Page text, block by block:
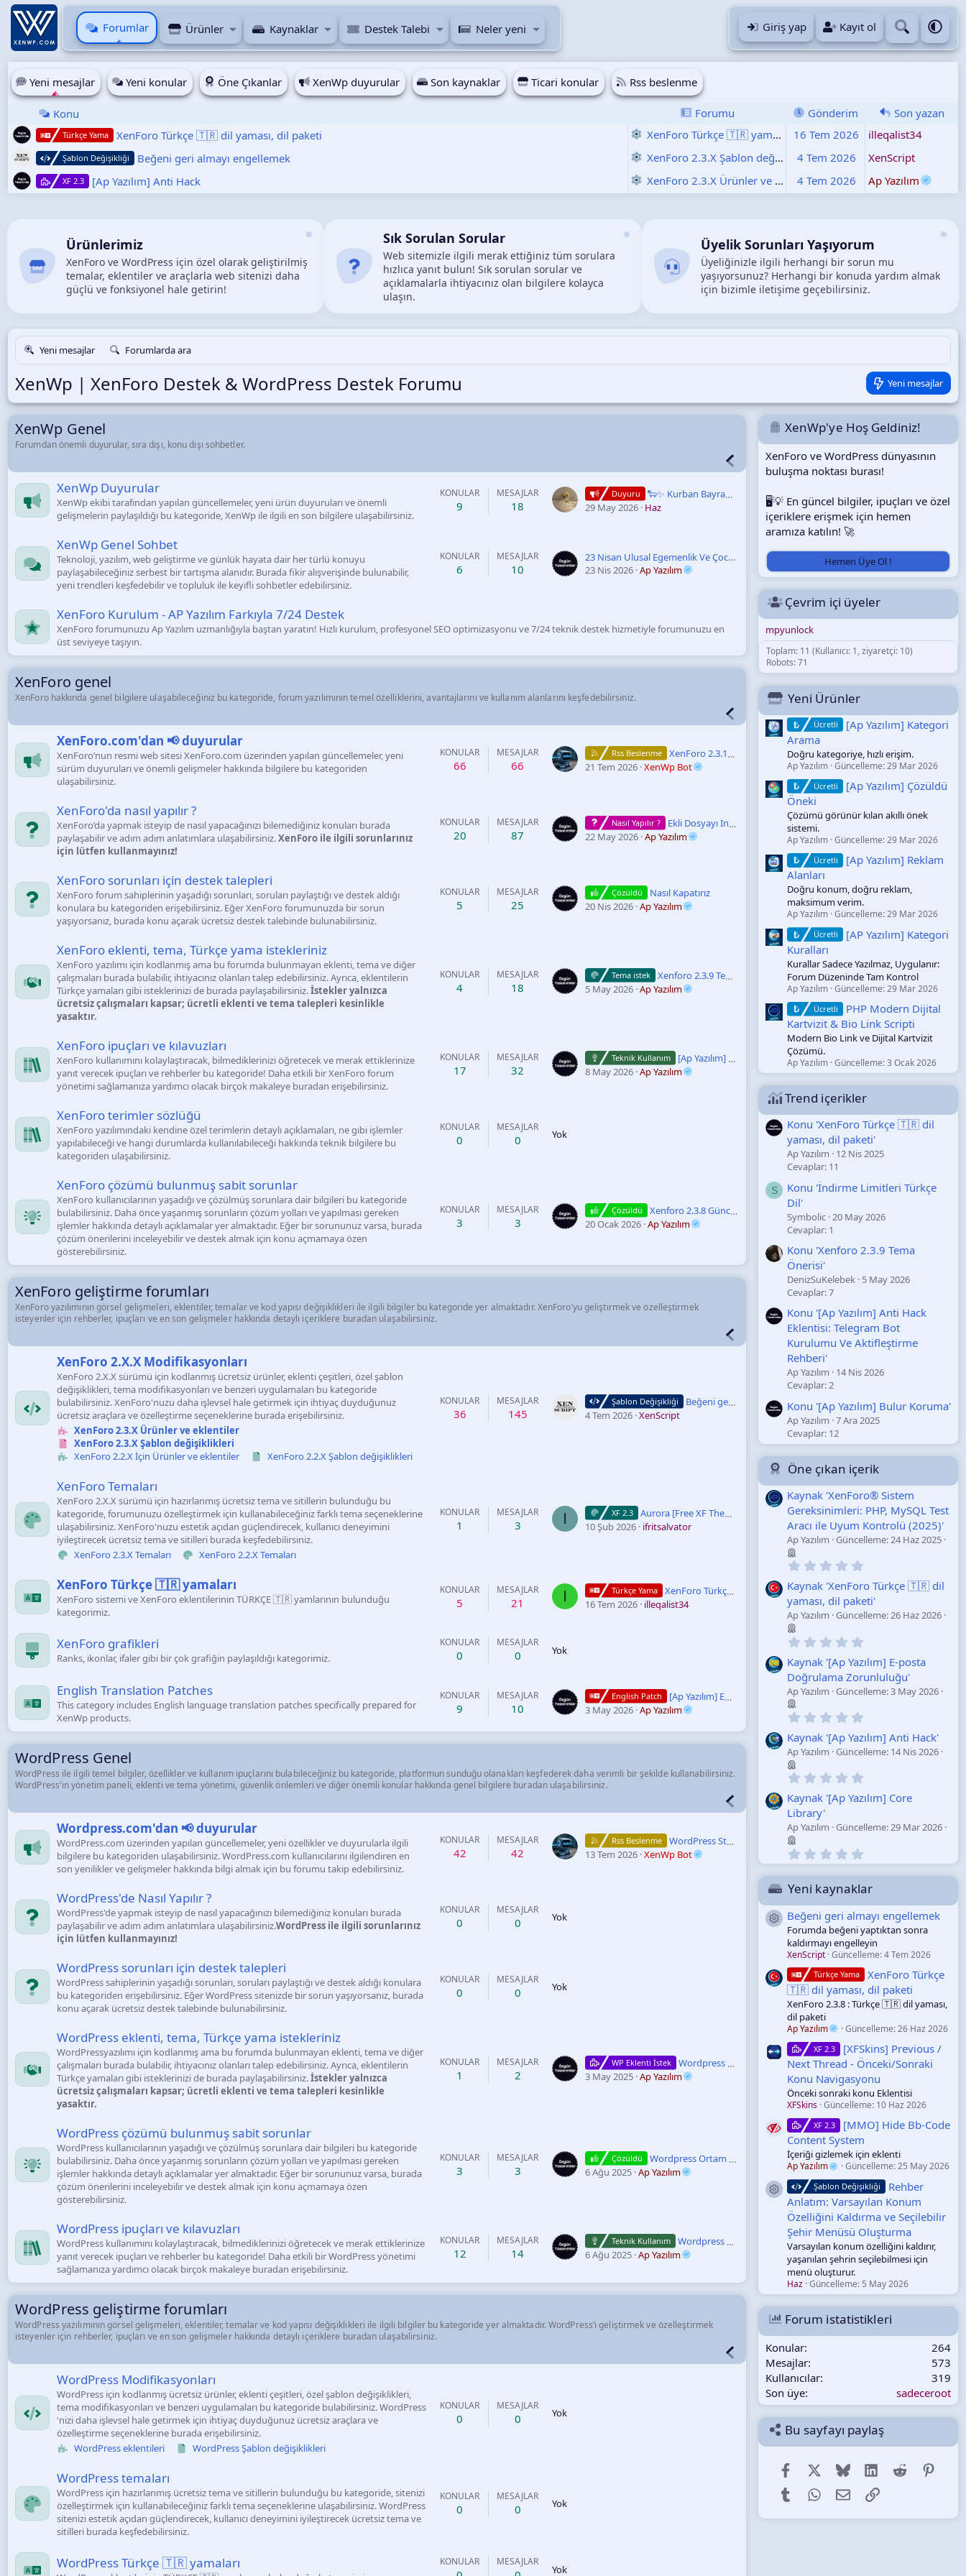
Forumlar Ürünler Kaynaklar Destek Talebi Neler yeni Giriş yap Kayıt ol
Yeni mesajlar Yeni konular Öne Çıkanlar XenWp duyurular Son kaynaklar Ticari konular Rss beslenme
Konu Forumu Gönderim Son yazan
Türkçe Yama XenForo Türkçe 🇹🇷 dil yaması, dil paketi Kaynak
XenForo Türkçe 🇹🇷 yamaları 16 Tem 2026 illeqalist34
Şablon Değişikliği Beğeni geri almayı engellemek Kaynak
XenForo 2.3.X Şablon değişiklikleri 4 Tem 2026 XenScript
XF 2.3 [Ap Yazılım] Anti Hack Kaynak
XenForo 2.3.X Ürünler ve eklentiler 4 Tem 2026 Ap Yazılım
Ürünlerimiz
XenForo ve WordPress için özel olarak geliştirilmiş
temalar, eklentiler ve araçlarla web sitenizi daha
güçlü ve fonksiyonel hale getirin!
Sık Sorulan Sorular
Web sitemizle ilgili merak ettiğiniz tüm sorulara
hızlıca yanıt bulun! Sık sorulan sorular ve
açıklamalarla ihtiyacınız olan bilgilere kolayca
ulaşın.
Üyelik Sorunları Yaşıyorum
Üyeliğinizle ilgili herhangi bir sorun mu
yaşıyorsunuz? Herhangi bir konuda yardım almak
için bizimle iletişime geçebilirsiniz.
Yeni mesajlar Forumlarda ara
XenWp | XenForo Destek & WordPress Destek Forumu Yeni mesajlar
XenWp Genel
Forumdan önemli duyurular, sıra dışı, konu dışı sohbetler.
XenWp Duyurular
XenWp ekibi tarafından yapılan güncellemeler, yeni ürün duyuruları ve önemli
gelişmelerin paylaşıldığı bu kategoride, XenWp ile ilgili en son bilgilere ulaşabilirsiniz.
KONULAR
9
MESAJLAR
18
Duyuru
🐑✨ Kurban Bayramınız Mübarek Olsun! ✨🐑
29 May 2026 Haz
XenWp Genel Sohbet
Teknoloji, yazılım, web geliştirme ve günlük hayata dair her türlü konuyu
paylaşabileceğiniz serbest bir tartışma alanıdır. Burada fikir alışverişinde bulunabilir,
yeni trendleri keşfedebilir ve topluluk ile keyifli sohbetler edebilirsiniz.
KONULAR
6
MESAJLAR
10
23 Nisan Ulusal Egemenlik Ve Çocuk Bayramı Kutlu Olsun
23 Nis 2026 Ap Yazılım
XenForo Kurulum - AP Yazılım Farkıyla 7/24 Destek
XenForo forumunuzu Ap Yazılım uzmanlığıyla baştan yaratın! Hızlı kurulum, profesyonel SEO optimizasyonu ve 7/24 teknik destek hizmetiyle forumunuzu en
üst seviyeye taşıyın.
XenForo genel
XenForo hakkında genel bilgilere ulaşabileceğiniz bu kategoride, forum yazılımının temel özelliklerini, avantajlarını ve kullanım alanlarını keşfedebilirsiniz.
XenForo.com'dan 📢 duyurular
XenForo’nun resmi web sitesi XenForo.com üzerinden yapılan güncellemeler, yeni
sürüm duyuruları ve önemli gelişmeler hakkında bilgilere bu kategoriden
ulaşabilirsiniz.
KONULAR
66
MESAJLAR
66
Rss Beslenme
XenForo 2.3.12 Released
21 Tem 2026 XenWp Bot
XenForo'da nasıl yapılır ?
XenForo’da yapmak isteyip de nasıl yapacağınızı bilemediğiniz konuları burada
paylaşabilir ve adım adım anlatımlara ulaşabilirsiniz.XenForo ile ilgili sorunlarınız
için lütfen kullanmayınız!
KONULAR
20
MESAJLAR
87
Nasıl Yapılır ?
Ekli Dosyayı Indirmek Için Vip Üyelik Zorunluluğu
22 May 2026 Ap Yazılım
XenForo sorunları için destek talepleri
XenForo forum sahiplerinin yaşadığı sorunları, soruları paylaştığı ve destek aldığı
konulara bu kategoriden erişebilirsiniz. Eğer XenForo forumunuzda bir sorun
yaşıyorsanız, burada konu açarak ücretsiz destek talebinde bulunabilirsiniz.
KONULAR
5
MESAJLAR
25
Çözüldü
Nasıl Kapatırız
20 Nis 2026 Ap Yazılım
XenForo eklenti, tema, Türkçe yama istekleriniz
XenForo yazılımı için kodlanmış ama bu forumda bulunmayan eklenti, tema ve diğer
çalışmaları burada bulabilir, ihtiyacınız olanları talep edebilirsiniz. Ayrıca, eklentilerin
Türkçe yamaları gibi isteklerinizi de burada paylaşabilirsiniz.İstekler yalnızca
ücretsiz çalışmaları kapsar; ücretli eklenti ve tema talepleri kesinlikle
yasaktır.
KONULAR
4
MESAJLAR
18
Tema istek
Xenforo 2.3.9 Tema Önerisi
5 May 2026 Ap Yazılım
XenForo ipuçları ve kılavuzları
XenForo kullanımını kolaylaştıracak, bilmediklerinizi öğretecek ve merak ettiklerinize
yanıt verecek ipuçları ve rehberler bu kategoride! Daha etkili bir XenForo forum
yönetimi sağlamanıza yardımcı olacak birçok makaleye buradan erişebilirsiniz.
KONULAR
17
MESAJLAR
32
Teknik Kullanım
[Ap Yazılım] Anti Hack Eklentisi: Telegram Bot Kurulumu Ve Aktifleştirme Rehberi
8 May 2026 Ap Yazılım
XenForo terimler sözlüğü
XenForo yazılımındaki kendine özel terimlerin detaylı açıklamaları, ne gibi işlemler
yapılabileceği ve hangi durumlarda kullanılabileceği hakkında teknik bilgilere bu
kategoriden ulaşabilirsiniz.
KONULAR
0
MESAJLAR
0 Yok
XenForo çözümü bulunmuş sabit sorunlar
XenForo kullanıcılarının yaşadığı ve çözülmüş sorunlara dair bilgileri bu kategoride
bulabilirsiniz. Daha önce yaşanmış sorunların çözüm yolları ve yapılması gereken
işlemler hakkında detaylı açıklamalar yer almaktadır. Eğer bir sorununuz varsa, burada
çözüm önerilerini inceleyebilir ve destek almak için konu açmamaya özen
gösterebilirsiniz.
KONULAR
3
MESAJLAR
3
Çözüldü
Xenforo 2.3.8 Güncelleme Hatası – The Following Sub-Option(S) Are Unknown: Selector.
20 Ocak 2026 Ap Yazılım
XenForo geliştirme forumları
XenForo yazılımının görsel gelişmeleri, eklentiler, temalar ve kod yapısı değişiklikleri ile ilgili bilgiler bu kategoride yer almaktadır. XenForo’yu geliştirmek ve özelleştirmek
isteyenler için rehberler, ipuçları ve en son gelişmeler hakkında detaylı içeriklere buradan ulaşabilirsiniz.
XenForo 2.X.X Modifikasyonları
XenForo 2.X.X sürümü için kodlanmış ücretsiz ürünler, eklenti çeşitleri, özel şablon
değişiklikleri, tema modifikasyonları ve benzeri uygulamaları bu kategoride
bulabilirsiniz. XenForo'nuzu daha işlevsel hale getirmek için ihtiyaç duyduğunuz
ücretsiz araçlara ve özelleştirme seçeneklerine burada erişebilirsiniz.
XenForo 2.3.X Ürünler ve eklentiler
XenForo 2.3.X Şablon değişiklikleri
XenForo 2.2.X İçin Ürünler ve eklentiler
XenForo 2.2.X Şablon değişiklikleri
KONULAR
36
MESAJLAR
145
Şablon Değişikliği
Beğeni geri almayı engellemek
4 Tem 2026 XenScript
XenForo Temaları
XenForo 2.X.X sürümü için hazırlanmış ücretsiz tema ve sitillerin bulunduğu bu
kategoride, forumunuzu özelleştirmek için kullanabileceğiniz farklı tema seçeneklerine
ulaşabilirsiniz. XenForo'nuzu estetik açıdan güçlendirecek, kullanıcı deneyimini
iyileştirecek ücretsiz tema ve sitilleri burada keşfedebilirsiniz.
XenForo 2.3.X Temaları
XenForo 2.2.X Temaları
KONULAR
1
MESAJLAR
3 I XF 2.3
Aurora [Free XF Theme]
10 Şub 2026 ifritsalvator
XenForo Türkçe 🇹🇷 yamaları
XenForo sistemi ve XenForo eklentilerinin TÜRKÇE 🇹🇷 yamlarının bulunduğu
kategorimiz.
KONULAR
5
MESAJLAR
21 I Türkçe Yama
XenForo Türkçe 🇹🇷 dil yaması, dil paketi
16 Tem 2026 illeqalist34
XenForo grafikleri
Ranks, ikonlar, ifaler gibi bir çok grafiğin paylaşıldığı kategorimiz.
KONULAR
0
MESAJLAR
0 Yok
English Translation Patches
This category includes English language translation patches specifically prepared for
XenWp products.
KONULAR
9
MESAJLAR
10
English Patch
[Ap Yazılım] Email Verification Requirement - English Patch
3 May 2026 Ap Yazılım
WordPress Genel
WordPress ile ilgili temel bilgiler, özellikler ve kullanım ipuçlarını bulabileceğiniz bu kategoride, platformun sunduğu olanakları keşfederek daha verimli bir şekilde kullanabilirsiniz.
WordPress'in yönetim paneli, eklenti ve tema yönetimi, güvenlik önlemleri ve diğer önemli konular hakkında genel bilgilere buradan ulaşabilirsiniz.
Wordpress.com'dan 📢 duyurular
WordPress.com üzerinden yapılan güncellemeler, yeni özellikler ve duyurularla ilgili
bilgilere bu kategoriden ulaşabilirsiniz. WordPress.com kullanıcılarını ilgilendiren en
son yenilikler ve gelişmeler hakkında bilgi almak için bu forumu takip edebilirsiniz.
KONULAR
42
MESAJLAR
42
Rss Beslenme
WordPress Studio Just Got Faster, the CLI is Now Dependency-Free, and Sonnet 5 is Supported
13 Tem 2026 XenWp Bot
WordPress'de Nasıl Yapılır ?
WordPress'de yapmak isteyip de nasıl yapacağınızı bilemediğiniz konuları burada
paylaşabilir ve adım adım anlatımlara ulaşabilirsiniz.WordPress ile ilgili sorunlarınız
için lütfen kullanmayınız!
KONULAR
0
MESAJLAR
0 Yok
WordPress sorunları için destek talepleri
WordPress sahiplerinin yaşadığı sorunları, soruları paylaştığı ve destek aldığı konulara
bu kategoriden erişebilirsiniz. Eğer WordPress sitenizde bir sorun yaşıyorsanız, burada
konu açarak ücretsiz destek talebinde bulunabilirsiniz.
KONULAR
0
MESAJLAR
0 Yok
WordPress eklenti, tema, Türkçe yama istekleriniz
WordPressyazılımı için kodlanmış ama bu forumda bulunmayan eklenti, tema ve diğer
çalışmaları burada bulabilir, ihtiyacınız olanları talep edebilirsiniz. Ayrıca, eklentilerin
Türkçe yamaları gibi isteklerinizi de burada paylaşabilirsiniz.İstekler yalnızca
ücretsiz çalışmaları kapsar; ücretli eklenti ve tema talepleri kesinlikle
yasaktır.
KONULAR
1
MESAJLAR
2
WP Eklenti İstek
Wordpress Eklenti İsteği
3 May 2025 Ap Yazılım
WordPress çözümü bulunmuş sabit sorunlar
WordPress kullanıcılarının yaşadığı ve çözülmüş sorunlara dair bilgileri bu kategoride
bulabilirsiniz. Daha önce yaşanmış sorunların çözüm yolları ve yapılması gereken
işlemler hakkında detaylı açıklamalar yer almaktadır. Eğer bir sorununuz varsa, burada
çözüm önerilerini inceleyebilir ve destek almak için konu açmamaya özen
gösterebilirsiniz.
KONULAR
3
MESAJLAR
3
Çözüldü
Wordpress Ortam Dosyaları Yüklenmiyor Hatası (Max File Size Problemi)
6 Ağu 2025 Ap Yazılım
WordPress ipuçları ve kılavuzları
WordPress kullanımını kolaylaştıracak, bilmediklerinizi öğretecek ve merak ettiklerinize
yanıt verecek ipuçları ve rehberler bu kategoride! Daha etkili bir WordPress yönetimi
sağlamanıza yardımcı olacak birçok makaleye buradan erişebilirsiniz.
KONULAR
12
MESAJLAR
14
Teknik Kullanım
Wordpress Şifre Sıfırlama Maili Ulaşmıyor – Smtp Ve Ayar Kontrol Rehberi
6 Ağu 2025 Ap Yazılım
WordPress geliştirme forumları
WordPress yazılımının görsel gelişmeleri, eklentiler, temalar ve kod yapısı değişiklikleri ile ilgili bilgiler bu kategoride yer almaktadır. WordPress’i geliştirmek ve özelleştirmek
isteyenler için rehberler, ipuçları ve en son gelişmeler hakkında detaylı içeriklere buradan ulaşabilirsiniz.
WordPress Modifikasyonları
WordPress için kodlanmış ücretsiz ürünler, eklenti çeşitleri, özel şablon değişiklikleri,
tema modifikasyonları ve benzeri uygulamaları bu kategoride bulabilirsiniz. WordPress
'nizi daha işlevsel hale getirmek için ihtiyaç duyduğunuz ücretsiz araçlara ve
özelleştirme seçeneklerine burada erişebilirsiniz.
WordPress eklentileri
WordPress Şablon değişiklikleri
KONULAR
0
MESAJLAR
0 Yok
WordPress temaları
WordPress için hazırlanmış ücretsiz tema ve sitillerin bulunduğu bu kategoride, sitenizi
özelleştirmek için kullanabileceğiniz farklı tema seçeneklerine ulaşabilirsiniz. WordPress
sitenizi estetik açıdan güçlendirecek, kullanıcı deneyimini iyileştirecek ücretsiz tema ve
sitilleri burada keşfedebilirsiniz.
KONULAR
0
MESAJLAR
0 Yok
WordPress Türkçe 🇹🇷 yamaları KONULAR MESAJLAR
Yok
XenWp'ye Hoş Geldiniz!
XenForo ve WordPress dünyasının
buluşma noktası burası!
🖥️💡 En güncel bilgiler, ipuçları ve özel
içeriklere erişmek için hemen
aramıza katılın! 🚀
Hemen Üye Ol !
Çevrim içi üyeler
mpyunlock
Toplam: 11 (Kullanıcı: 1, ziyaretçi: 10)
Robots: 71
Yeni Ürünler
Ücretli
[Ap Yazılım] Kategori
Arama
Doğru kategoriye, hızlı erişim.
Ap Yazılım Güncelleme:29 Mar 2026
Ücretli
[Ap Yazılım] Çözüldü
Öneki
Çözümü görünür kılan akıllı önek
sistemi.
Ap Yazılım Güncelleme:29 Mar 2026
Ücretli
[Ap Yazılım] Reklam
Alanları
Doğru konum, doğru reklam,
maksimum verim.
Ap Yazılım Güncelleme:29 Mar 2026
Ücretli
[AP Yazılım] Kategori
Kuralları
Kurallar Sadece Yazılmaz, Uygulanır:
Forum Düzeninde Tam Kontrol
Ap Yazılım Güncelleme:29 Mar 2026
Ücretli
PHP Modern Dijital
Kartvizit & Bio Link Scripti
Modern Bio Link ve Dijital Kartvizit
Çözümü.
Ap Yazılım Güncelleme:3 Ocak 2026
Trend içerikler
Konu 'XenForo Türkçe 🇹🇷 dil
yaması, dil paketi'
Ap Yazılım
12 Nis 2025
Cevaplar: 11
S
Konu 'İndirme Limitleri Türkçe
Dil'
Symbolic 20 May 2026
Cevaplar: 1
Konu 'Xenforo 2.3.9 Tema
Önerisi'
DenizSuKelebek 5 May 2026
Cevaplar: 7
Konu '[Ap Yazılım] Anti Hack
Eklentisi: Telegram Bot
Kurulumu Ve Aktifleştirme
Rehberi'
Ap Yazılım
14 Nis 2026
Cevaplar: 2
Konu '[Ap Yazılım] Bulur Koruma'
Ap Yazılım 7 Ara 2025
Cevaplar: 12
Öne çıkan içerik
Kaynak 'XenForo® Sistem
Gereksinimleri: PHP, MySQL Test
Aracı ile Uyum Kontrolü (2025)'
Ap Yazılım Güncelleme:24 Haz 2025
0
0
y
ı
z
Kaynak 'XenForo Türkçe 🇹🇷 dil
yaması, dil paketi'
Ap Yazılım Güncelleme:26 Haz 2026
0
0
y
ı
z
Kaynak '[Ap Yazılım] E-posta
Doğrulama Zorunluluğu'
Ap Yazılım Güncelleme:3 May 2026
0
0
y
d
ı
Kaynak '[Ap Yazılım] Anti Hack'
Ap Yazılım Güncelleme: 14 Nis 2026
0
y
ı
ı
z
Kaynak '[Ap Yazılım] Core
Library'
Ap Yazılım Güncelleme:29 Mar 2026
.
0
0
y
ı
l
d
ı
z
Yeni kaynaklar
Kaynak ikonu
Beğeni geri almayı engellemek
Forumda beğeni yaptıktan sonra
kaldırmayı engelleyin
XenScript Güncelleme:4 Tem 2026
Türkçe Yama
XenForo Türkçe
🇹🇷 dil yaması, dil paketi
XenForo 2.3.8 : Türkçe 🇹🇷 dil yaması,
dil paketi
Ap Yazılım Güncelleme:26 Haz 2026
XF 2.3
[XFSkins] Previous /
Next Thread - Önceki/Sonraki
Konu Navigasyonu
Önceki sonraki konu Eklentisi
XFSkins Güncelleme: 10 Haz 2026
XF 2.3
[MMO] Hide Bb-Code
Content System
İçeriği gizlemek için eklenti
Ap Yazılım Güncelleme:25 May 2026
Kaynak ikonuŞablon Değişikliği
Rehber
Anlatım: Varsayılan Konum
Özelliğini Kaldırma ve Seçilebilir
Şehir Menüsü Oluşturma
Varsayılan konum özelliğini kaldırır,
yaşanılan şehrin seçilebilmesi için
menü oluşturur.
Haz Güncelleme: 5 May 2026
Forum istatistikleri
Konular
264
Mesajlar
573
Kullanıcılar
319
Son üye
sadeceroot
Bu sayfayı paylaş
FacebookX (Twitter)
Bluesky LinkedInReddit
TumblrWhatsApp
E-postaLink